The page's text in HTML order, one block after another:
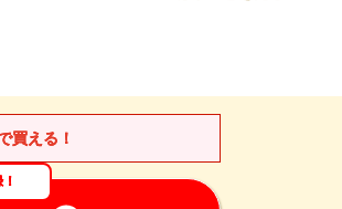
買える！